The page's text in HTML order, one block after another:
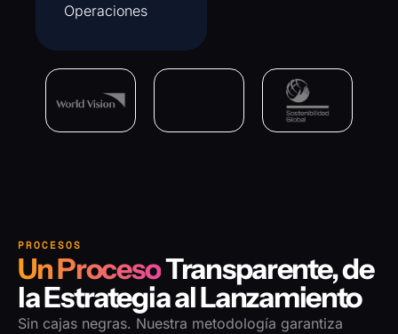
Operaciones
PROCESOS
Un ProcesoTransparente, de
la Estrategia al Lanzamiento
Sin cajas negras. Nuestra metodología garantiza